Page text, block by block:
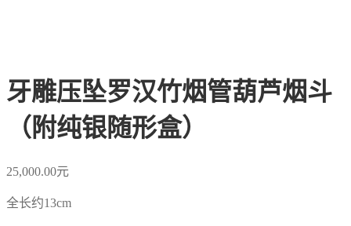
牙雕压坠罗汉竹烟管葫芦烟斗
（附纯银随形盒）
25,000.00元
全长约13cm